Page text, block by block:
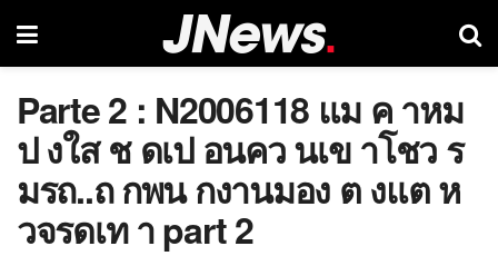
Parte 2 : N2006118 แม ค าหม
ป งใส ช ดเป อนคว นเข าโชว ร
มรถ..ถ กพน กงานมอง ต งแต ห
วจรดเท า part 2